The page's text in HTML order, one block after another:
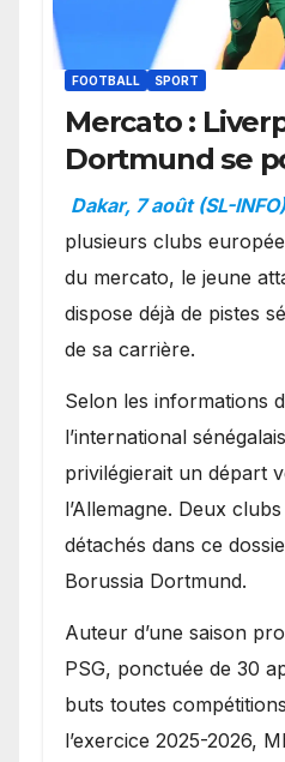
FOOTBALL SPORT
Mercato :
Dortmund se
en favoris
Ibrahim Mbaye
Dakar, 7 août (SL-
plusieurs clubs
du mercato, le jeune
dispose déjà de pistes
de sa carrière.
Selon les informations
l’international
privilégierait un départ
l’Allemagne. Deux
détachés dans ce
Borussia Dortmund.
Auteur d’une saison
PSG, ponctuée de 30
buts toutes
l’exercice 2025-2026,